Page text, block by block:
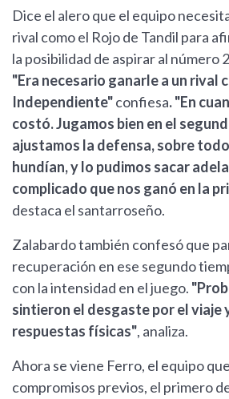
Dice el alero que el equipo
rival como el Rojo de Tandil para
la posibilidad de aspirar al número
"Era necesario ganarle a un rival
Independiente"confiesa. "En
costó. Jugamos bien en el
ajustamos la defensa, sobre
hundían, y lo pudimos sacar
complicado que nos ganó en la
destaca el santarroseño.
Zalabardo también confesó que
recuperación en ese segundo
con la intensidad en el juego.
sintieron el desgaste por el viaje
respuestas físicas", analiza.
Ahora se viene Ferro, el equipo
compromisos previos, el primero